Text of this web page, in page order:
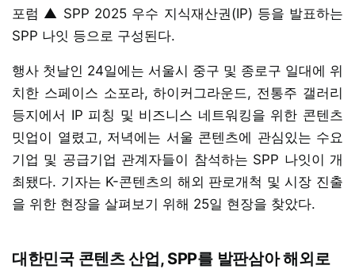
포럼 ▲ SPP 2025 우수 지식재산권(IP) 등을 발표하는
SPP 나잇 등으로 구성된다.
행사 첫날인 24일에는 서울시 중구 및 종로구 일대에 위
치한 스페이스 소포라, 하이커그라운드, 전통주 갤러리
등지에서 IP 피칭 및 비즈니스 네트워킹을 위한 콘텐츠
밋업이 열렸고, 저녁에는 서울 콘텐츠에 관심있는 수요
기업 및 공급기업 관계자들이 참석하는 SPP 나잇이 개
최됐다. 기자는 K-콘텐츠의 해외 판로개척 및 시장 진출
을 위한 현장을 살펴보기 위해 25일 현장을 찾았다.
대한민국 콘텐츠 산업, SPP를 발판삼아 해외로